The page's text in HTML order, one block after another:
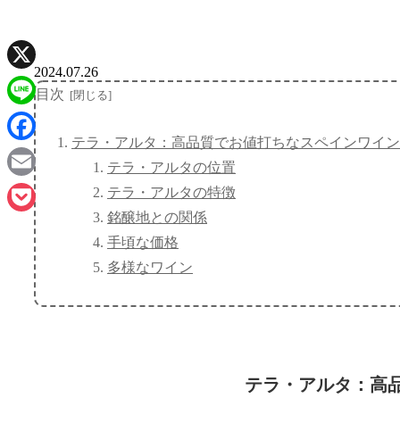
2024.07.26
目次
テラ・アルタ：高品質でお値打ちなスペインワイ
テラ・アルタの位置
テラ・アルタの特徴
銘醸地との関係
手頃な価格
多様なワイン
テラ・アルタ：高
X
Line
Facebook
Email
Pocket